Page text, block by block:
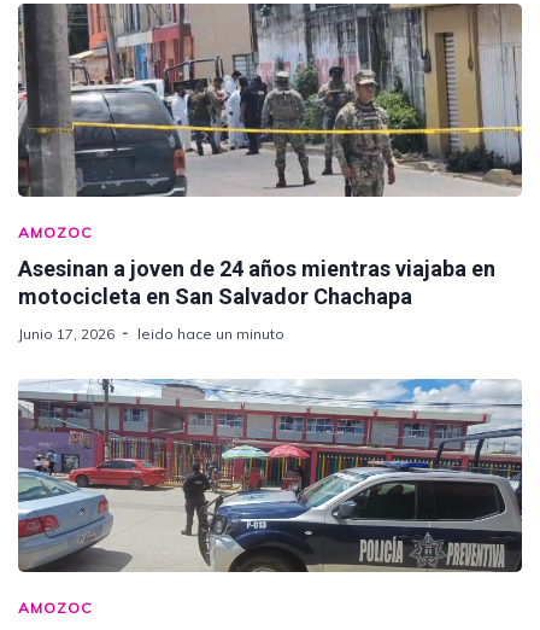
AMOZOC
Asesinan a joven de 24 años mientras viajaba en
motocicleta en San Salvador Chachapa
Junio 17, 2026 leido hace un minuto
AMOZOC